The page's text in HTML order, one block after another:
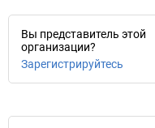
Вы представитель этой
организации?
Зарегистрируйтесь